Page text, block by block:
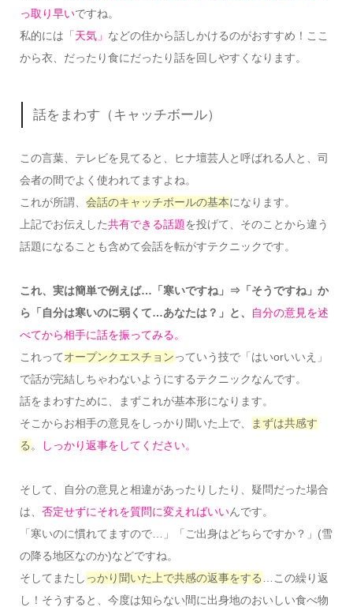
っ取り早いですね。
私的には 「天気」 などの住から話しかけるのがおすすめ！ここ
から衣、だったり食にだったり話を回しやすくなります。
話をまわす（キャッチボール）
この言葉、テレビを見てると、ヒナ壇芸人と呼ばれる人と、司
会者の間でよく使われてますよね。
これが所謂、 会話のキャッチボールの基本になります。
上記でお伝えした共有できる話題を投げて、そのことから違う
話題になることも含めて会話を転がすテクニックです。
これ、実は簡単で例えば…「寒いですね」⇒「そうですね」か
ら「自分は寒いのに弱くて…あなたは？」と、
自分の意見を述
べてから相手に話を振ってみる。
これってオープンクエスチョンっていう技で「はいorいいえ」
で話が完結しちゃわないようにするテクニックなんです。
話をまわすために、まずこれが基本形になります。
そこからお相手の意見をしっかり聞いた上で、
まずは共感す
る 。 しっかり返事をしてください。
そして、自分の意見と相違があったりしたり、疑問だった場合
は、 否定せずにそれを質問に変えればいいんです。
「寒いのに慣れてますので…」「ご出身はどちらですか？」(雪
の降る地区なのか)などですね。
そしてまたし っかり聞いた上で共感の返事をする
…この繰り返
し！そうすると、今度は知らない間に出身地のおいしい食べ物